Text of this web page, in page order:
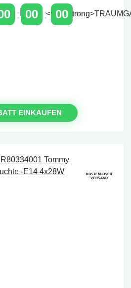
00 00
EINKAUFEN
KOSTENLOSER
VERSAND